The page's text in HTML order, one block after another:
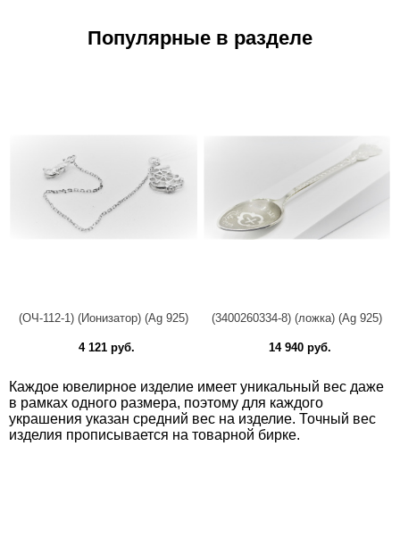
Популярные в разделе
(ОЧ-112-1) (Ионизатор) (Ag 925)
4 121 руб.
(3400260334-8) (ложка) (Ag 925)
14 940 руб.
Каждое ювелирное изделие имеет уникальный вес даже
в рамках одного размера, поэтому для каждого
украшения указан средний вес на изделие. Точный вес
изделия прописывается на товарной бирке.